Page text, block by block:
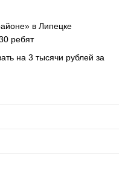
в Липецке
ребят
на 3 тысячи рублей за